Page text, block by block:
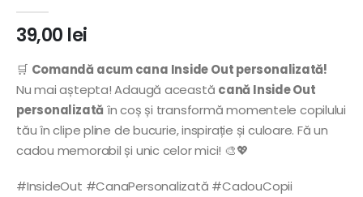
39,00 lei
🛒 Comandă acum cana Inside Out personalizată!
Nu mai aștepta! Adaugă această cană Inside Out
personalizată în coș și transformă momentele copilului
tău în clipe pline de bucurie, inspirație și culoare. Fă un
cadou memorabil și unic celor mici! 🎨💖
#InsideOut #CanaPersonalizată #CadouCopii